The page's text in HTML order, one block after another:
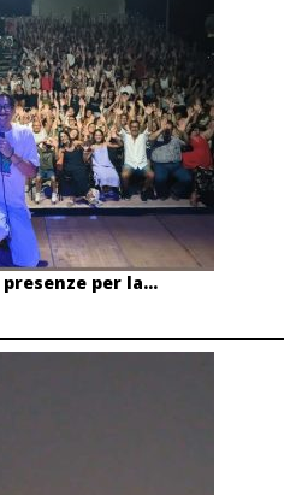
per la...